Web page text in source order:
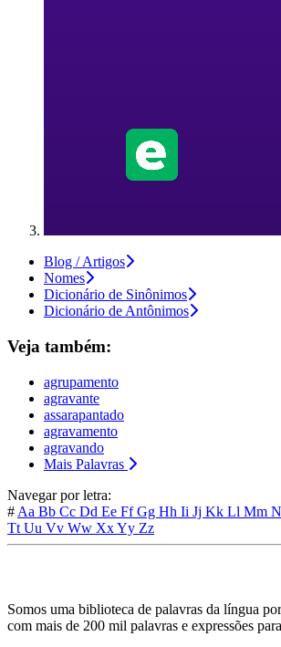
Blog / Artigos
Nomes
Dicionário de Sinônimos
Dicionário de Antônimos
Veja também:
agrupamento
agravante
assarapantado
agravamento
agravando
Mais Palavras
Navegar por letra:
# Aa Bb Cc Dd Ee FfGg Hh Ii Jj Kk Ll Mm
Tt Uu Vv Ww XxYy Zz
Somos uma biblioteca de palavras da língua
com mais de 200 mil palavras e expressões